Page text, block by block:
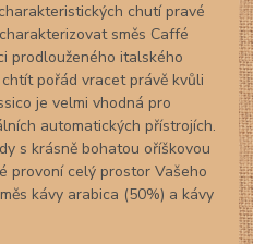
chutí pravé
směs Caffé
prodlouženého italského
pořád vracet právě kvůli
je velmi vhodná pro
automatických přístrojích.
s krásně bohatou oříškovou
provoní celý prostor Vašeho
kávy arabica (50%) a kávy